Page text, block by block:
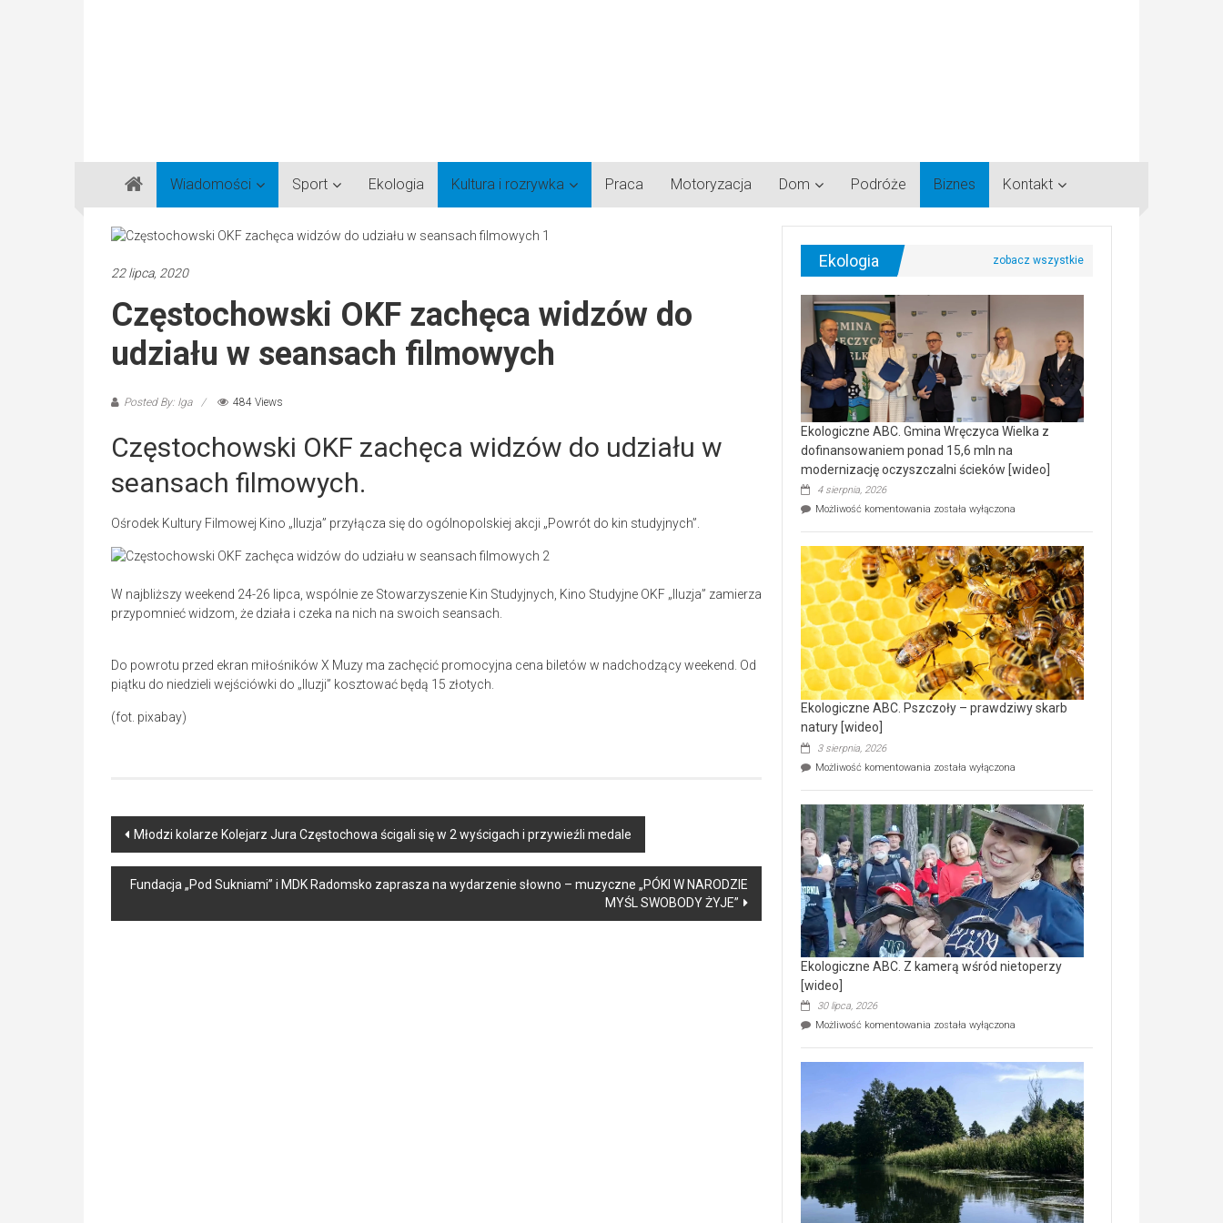
Gazeta
Regionalna
Częstochowa,
Lubliniec,
Wiadomości Sport Ekologia Kultura i rozrywka Praca Motoryzacja Dom Podróże Biznes Kontakt
22 lipca, 2020
Częstochowski OKF zachęca widzów do
udziału w seansach filmowych
Posted By: Iga 484 Views
Częstochowski OKF zachęca widzów do udziału w
seansach filmowych.
Ośrodek Kultury Filmowej Kino „Iluzja” przyłącza się do ogólnopolskiej akcji „Powrót do kin studyjnych”.
W najbliższy weekend 24-26 lipca, wspólnie ze Stowarzyszenie Kin Studyjnych, Kino Studyjne OKF „Iluzja” zamierza
przypomnieć widzom, że działa i czeka na nich na swoich seansach.
Do powrotu przed ekran miłośników X Muzy ma zachęcić promocyjna cena biletów w nadchodzący weekend. Od
piątku do niedzieli wejściówki do „Iluzji” kosztować będą 15 złotych.
(fot. pixabay)
Post
navigation
Młodzi kolarze Kolejarz Jura Częstochowa ścigali się w 2 wyścigach i przywieźli medale
Fundacja „Pod Sukniami” i MDK Radomsko zaprasza na wydarzenie słowno – muzyczne „PÓKI W NARODZIE
MYŚL SWOBODY ŻYJE”
Ekologia
Ekologiczne ABC. Gmina Wręczyca Wielka z
dofinansowaniem ponad 15,6 mln na
modernizację oczyszczalni ścieków [wideo]
4 sierpnia, 2026
Możliwość komentowania Ekologiczne
Wręczyca
Wielka
z
dofinansowaniem
ponad
15,6
mln
na
modernizację
oczyszczalni
ścieków
[wideo]
została wyłączona
Ekologiczne ABC. Pszczoły – prawdziwy skarb
natury [wideo]
3 sierpnia, 2026
Możliwość komentowania Ekologiczne
–
prawdziwy
skarb
natury
[wideo]
została wyłączona
Ekologiczne ABC. Z kamerą wśród nietoperzy
[wideo]
30 lipca, 2026
Możliwość komentowania Ekologiczne
wśród
nietoperzy
[wideo]
została wyłączona